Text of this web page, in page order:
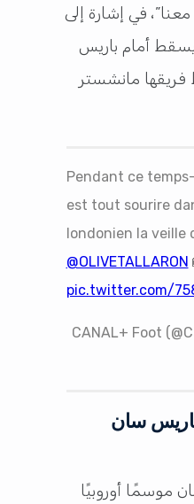
في إشارة إلى
أمام باريس
مانشستر
Pendant ce
est tout sourire
londonien la veille
@OLIVETALLARON
pic.twitter.com/
سان
موسمًا أوروبيًا